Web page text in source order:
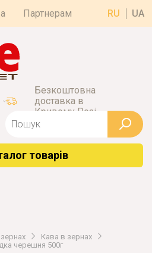
Партнерам RU UA
Безкоштовна
доставка в
Кривому Розі
товарiв
Кава в зернах
черешня 500г